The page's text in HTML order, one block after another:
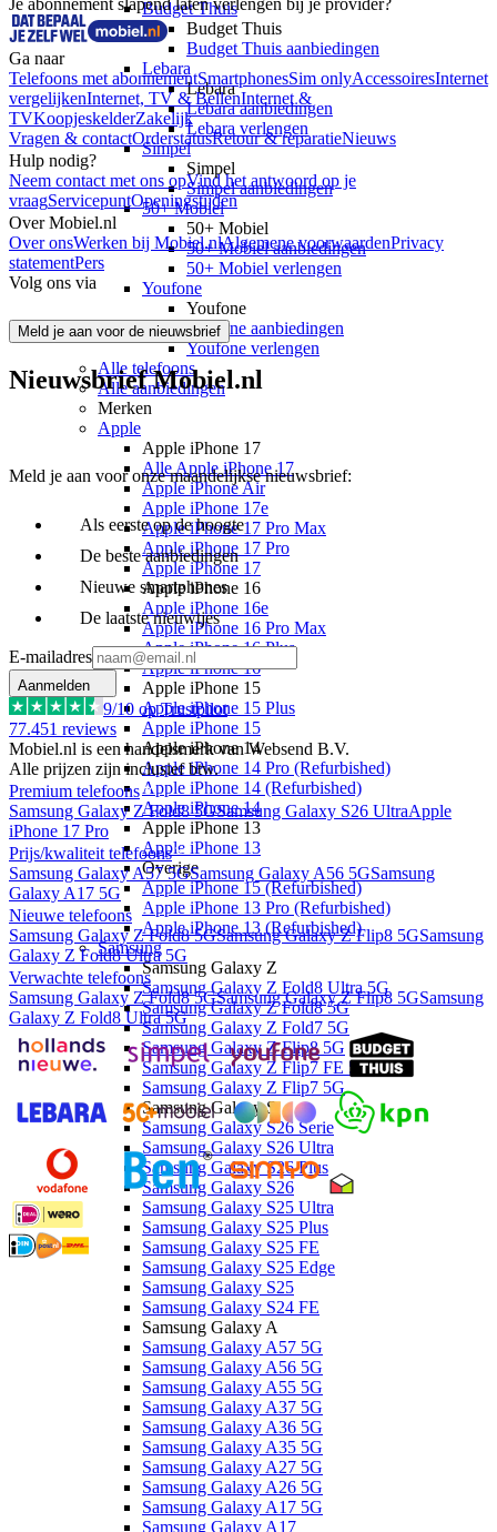
Budget Thuis
Budget Thuis
Budget Thuis aanbiedingen
Lebara
Lebara
Lebara aanbiedingen
Lebara verlengen
Simpel
Simpel
Simpel aanbiedingen
50+ Mobiel
50+ Mobiel
50+ Mobiel aanbiedingen
50+ Mobiel verlengen
Youfone
Youfone
Youfone aanbiedingen
Youfone verlengen
Alle telefoons
Alle aanbiedingen
Merken
Apple
Apple iPhone 17
Alle Apple iPhone 17
Apple iPhone Air
Apple iPhone 17e
Apple iPhone 17 Pro Max
Apple iPhone 17 Pro
Apple iPhone 17
Apple iPhone 16
Apple iPhone 16e
Apple iPhone 16 Pro Max
Apple iPhone 16 Plus
Apple iPhone 16
Apple iPhone 15
Apple iPhone 15 Plus
Apple iPhone 15
Apple iPhone 14
Apple iPhone 14 Pro (Refurbished)
Apple iPhone 14 (Refurbished)
Apple iPhone 14
Apple iPhone 13
Apple iPhone 13
Overige
Apple iPhone 15 (Refurbished)
Apple iPhone 13 Pro (Refurbished)
Apple iPhone 13 (Refurbished)
Samsung
Samsung Galaxy Z
Samsung Galaxy Z Fold8 Ultra 5G
Samsung Galaxy Z Fold8 5G
Samsung Galaxy Z Fold7 5G
Samsung Galaxy Z Flip8 5G
Samsung Galaxy Z Flip7 FE 5G
Samsung Galaxy Z Flip7 5G
Samsung Galaxy S
Samsung Galaxy S26 Serie
Samsung Galaxy S26 Ultra
Samsung Galaxy S26 Plus
Samsung Galaxy S26
Samsung Galaxy S25 Ultra
Samsung Galaxy S25 Plus
Samsung Galaxy S25 FE
Samsung Galaxy S25 Edge
Samsung Galaxy S25
Samsung Galaxy S24 FE
Samsung Galaxy A
Samsung Galaxy A57 5G
Samsung Galaxy A56 5G
Samsung Galaxy A55 5G
Samsung Galaxy A37 5G
Samsung Galaxy A36 5G
Samsung Galaxy A35 5G
Samsung Galaxy A27 5G
Samsung Galaxy A26 5G
Samsung Galaxy A17 5G
Samsung Galaxy A17
Je abonnement slapend laten verlengen bij je provider?
Ga naar
Telefoons met abonnementSmartphonesSim onlyAccessoiresInternet
vergelijkenInternet, TV & BellenInternet &
TVKoopjeskelderZakelijk
Vragen & contactOrderstatusRetour & reparatieNieuws
Hulp nodig?
Neem contact met ons opVind het antwoord op je
vraagServicepuntOpeningstijden
Over Mobiel.nl
Over onsWerken bij Mobiel.nlAlgemene voorwaardenPrivacy
statementPers
Volg ons via
Meld je aan voor de nieuwsbrief
Nieuwsbrief Mobiel.nl
Meld je aan voor onze maandelijkse nieuwsbrief:
Als eerste op de hoogte
De beste aanbiedingen
Nieuwe smartphones
De laatste nieuwtjes
E-mailadres
Aanmelden
9/10 op Trustpilot
77.451 reviews
Mobiel.nl is een handelsmerk van Websend B.V.
Alle prijzen zijn inclusief btw.
Premium telefoons
Samsung Galaxy Z Fold8 5GSamsung Galaxy S26 UltraApple
iPhone 17 Pro
Prijs/kwaliteit telefoons
Samsung Galaxy A57 5GSamsung Galaxy A56 5GSamsung
Galaxy A17 5G
Nieuwe telefoons
Samsung Galaxy Z Fold8 5GSamsung Galaxy Z Flip8 5GSamsung
Galaxy Z Fold8 Ultra 5G
Verwachte telefoons
Samsung Galaxy Z Fold8 5GSamsung Galaxy Z Flip8 5GSamsung
Galaxy Z Fold8 Ultra 5G